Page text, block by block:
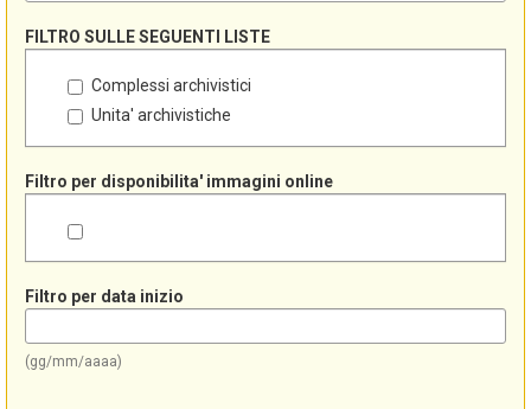
FILTRO SULLE SEGUENTI LISTE
Complessi archivistici
Unita' archivistiche
Filtro per disponibilita' immagini online
Filtro per data inizio
(gg/mm/aaaa)